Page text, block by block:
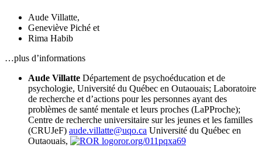
Aude Villatte,
Geneviève Piché et
Rima Habib
…plus d’informations
Aude Villatte Département de psychoéducation et de
psychologie, Université du Québec en Outaouais; Laboratoire
de recherche et d’actions pour les personnes ayant des
problèmes de santé mentale et leurs proches (LaPProche);
Centre de recherche universitaire sur les jeunes et les familles
(CRUJeF) aude.villatte@uqo.ca Université du Québec en
Outaouais,
ror.org/011pqxa69